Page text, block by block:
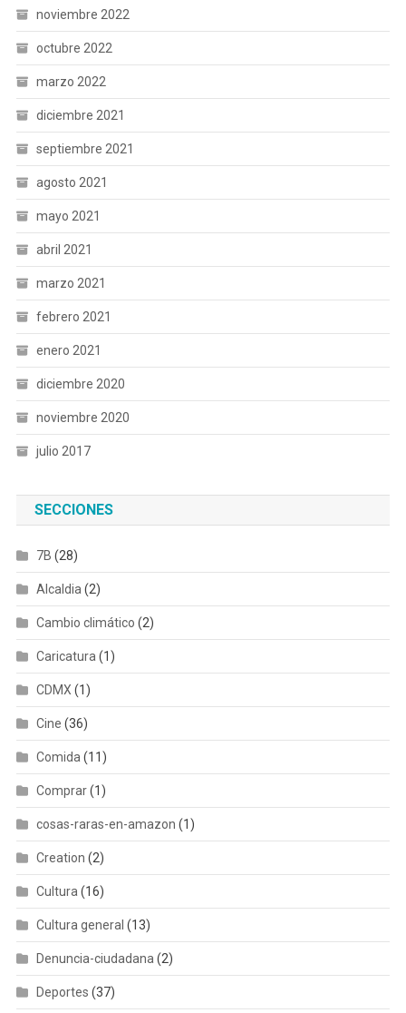
noviembre 2022
octubre 2022
marzo 2022
diciembre 2021
septiembre 2021
agosto 2021
mayo 2021
abril 2021
marzo 2021
febrero 2021
enero 2021
diciembre 2020
noviembre 2020
julio 2017
SECCIONES
7B (28)
Alcaldia(2)
Cambio climático (2)
Caricatura(1)
CDMX (1)
Cine (36)
Comida(11)
Comprar(1)
cosas-raras-en-amazon (1)
Creation (2)
Cultura(16)
Cultura general (13)
Denuncia-ciudadana(2)
Deportes (37)